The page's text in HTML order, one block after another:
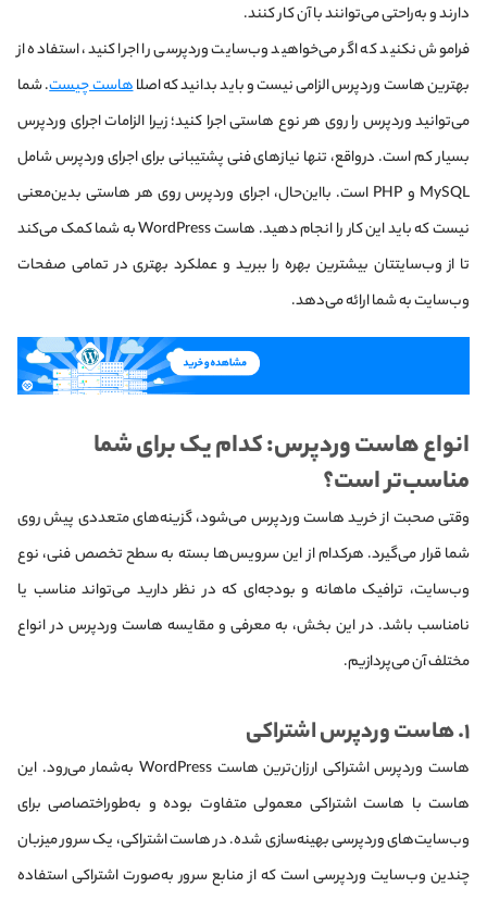
دارند و به‌راحتی می‌توانند با آن کار کنند.
فراموش نکنید که اگر می‌خواهید وب‌سایت وردپرسی را اجرا کنید، استفاده از
بهترین هاست وردپرس الزامی نیست و باید بدانید که اصلاهاست چیست. شما
می‌توانید وردپرس را روی هر نوع هاستی اجرا کنید؛ زیرا الزامات اجرای وردپرس
بسیار کم است. درواقع، تنها نیازهای فنی پشتیبانی برای اجرای وردپرس شامل
MySQL و PHP است. با‌این‌حال، اجرای وردپرس روی هر هاستی بدین‌معنی
نیست که باید این کار را انجام دهید. هاست WordPress به شما کمک می‌کند
تا از وب‌سایتتان بیشترین بهره را ببرید و عملکرد بهتری در تمامی صفحات
وب‌سایت به شما ارائه می‌دهد.
انواع هاست وردپرس: کدام یک برای شما
مناسب‌تر است؟
وقتی صحبت از خرید هاست وردپرس می‌شود، گزینه‌های متعددی پیش روی
شما قرار می‌گیرد. هرکدام از این سرویس‌ها بسته به سطح تخصص فنی، نوع
وب‌سایت، ترافیک ماهانه و بودجه‌ای که در نظر دارید می‌تواند مناسب یا
نامناسب باشد. در این بخش، به معرفی و مقایسه هاست وردپرس در انواع
مختلف آن می‌پردازیم.
۱. هاست وردپرس اشتراکی
هاست وردپرس اشتراکی ارزان‌ترین هاست WordPress به‌شمار می‌رود. این
هاست با هاست اشتراکی معمولی متفاوت بوده و به‌طوراختصاصی برای
وب‌سایت‌های وردپرسی بهینه‌سازی شده. در هاست اشتراکی، یک سرور میزبان
چندین وب‌سایت وردپرسی است که از منابع سرور به‌صورت اشتراکی استفاده